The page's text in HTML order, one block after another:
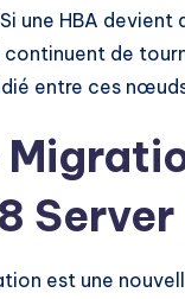
une HBA devient
de
entre ces
Server
est une